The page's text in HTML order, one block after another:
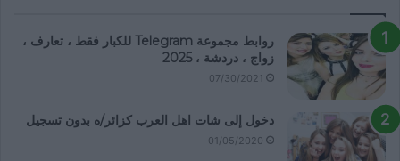
روابط مجموعة Telegram للكبار فقط ، تعارف ،
زواج ، دردشة ، 2025
07/30/2021
دخول إلى شات اهل العرب كزائر/ه بدون تسجيل
01/05/2020